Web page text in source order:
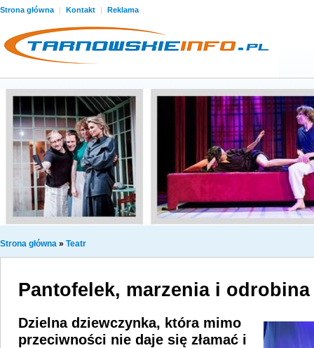
Strona główna | Kontakt | Reklama
Strona główna » Teatr
Pantofelek, marzenia i
Dzielna dziewczynka, która mimo
przeciwności nie daje się złamać i